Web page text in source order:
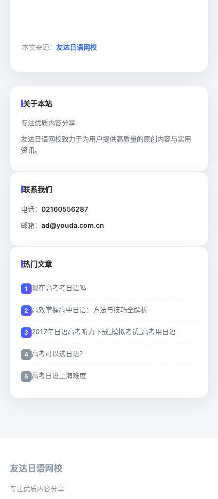
本文来源： 友达日语网校
关于本站
专注优质内容分享
友达日语网校致力于为用户提供高质量的原创内容与实用
资讯。
联系我们
电话： 02160556287
邮箱： ad@youda.com.cn
热门文章
现在高考考日语吗
高效掌握高中日语：方法与技巧全解析
2017年日语高考听力下载_模拟考试_高考用日语
高考可以选日语?
高考日语上海难度
友达日语网校
专注优质内容分享